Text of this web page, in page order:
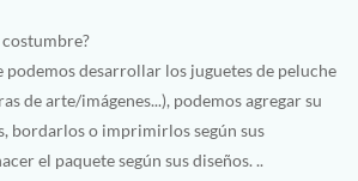
podemos desarrollar los juguetes de peluche
de arte/imágenes...), podemos agregar su
bordarlos o imprimirlos según sus
el paquete según sus diseños. ..